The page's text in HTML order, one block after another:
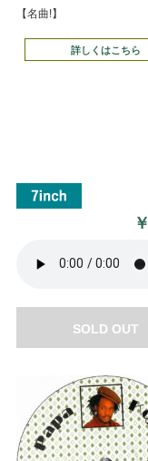
【名曲!】
詳しくはこちら
￥
SOLD OUT